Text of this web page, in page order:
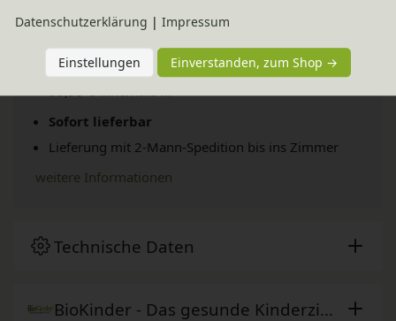
Versand per Spedition
69,95 € innerhalb ...
Sofort lieferbar
Lieferung mit 2-Mann-Spedition bis ins Zimmer
weitere Informationen
Technische Daten
BioKinder - Das gesunde Kinderzimmer
Daten­schutz­erklärung | Impressum
Einstellungen Einverstanden, zum Shop →